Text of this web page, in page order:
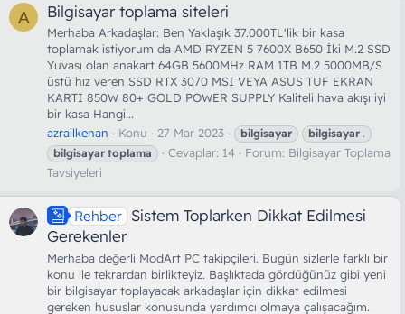
A Bilgisayar toplama siteleri
Merhaba Arkadaşlar: Ben Yaklaşık 37.000TL'lik bir kasa
toplamak istiyorum da AMD RYZEN 5 7600X B650 İki M.2 SSD
Yuvası olan anakart 64GB 5600MHz RAM 1TB M.2 5000MB/S
üstü hız veren SSD RTX 3070 MSI VEYA ASUS TUF EKRAN
KARTI 850W 80+ GOLD POWER SUPPLY Kaliteli hava akışı iyi
bir kasa Hangi...
azrailkenan
Konu 27 Mar 2023 bilgisayar bilgisayar .
bilgisayar toplama Cevaplar: 14 Forum: Bilgisayar Toplama
Tavsiyeleri
Rehber Sistem Toplarken Dikkat Edilmesi
Gerekenler
Merhaba değerli ModArt PC takipçileri. Bugün sizlerle farklı bir
konu ile tekrardan birlikteyiz. Başlıktada gördüğünüz gibi yeni
bir bilgisayar toplayacak arkadaşlar için dikkat edilmesi
gereken hususlar konusunda yardımcı olmaya çalışacağım.